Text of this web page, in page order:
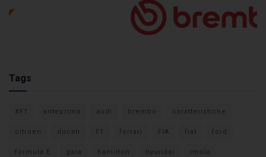
Tags
#F1 anteprima audi brembo caratteristiche
citroen ducati F1 ferrari FIA fiat ford
formula E gara hamilton hyundai imola